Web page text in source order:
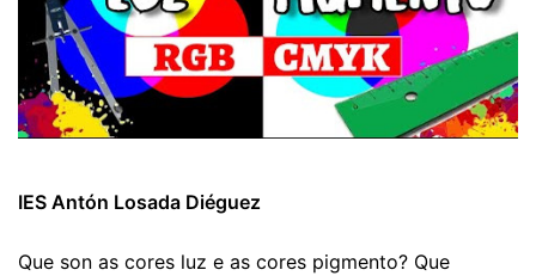
IES Antón Losada Diéguez
Que son as cores luz e as cores pigmento? Que